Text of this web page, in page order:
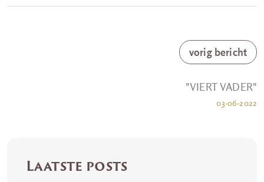
vorig bericht
"VIERT VADER"
03-06-2022
Laatste posts